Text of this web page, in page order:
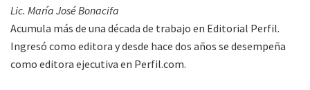
Lic. María José Bonacifa
Acumula más de una década de trabajo en Editorial Perfil.
Ingresó como editora y desde hace dos años se desempeña
como editora ejecutiva en Perfil.com.